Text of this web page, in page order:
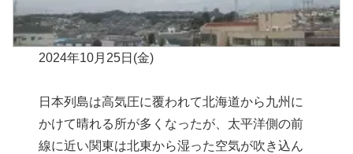
2024年10月25日(金)
日本列島は高気圧に覆われて北海道から九州に
かけて晴れる所が多くなったが、太平洋側の前
線に近い関東は北東から湿った空気が吹き込ん